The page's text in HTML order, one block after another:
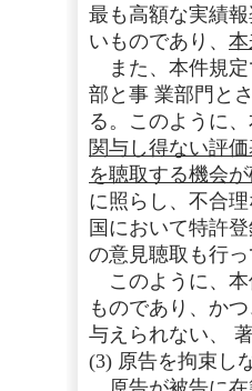
最も高額な実績
いものであり、
また、本件規定
部と事 業部門と
る。このように、
関与し得ない評
を聴取する機会
に照らし、不合
国において特許
の意見聴取も行っ
このように、本
ものであり、か
与えられない、
(3) 原告を拘束し